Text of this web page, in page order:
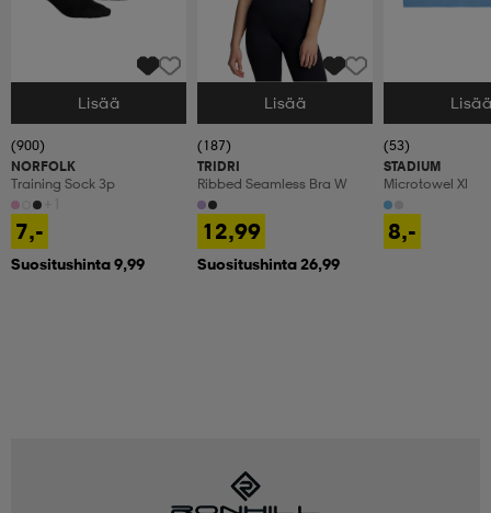
Valitse Koko
Lisää
(900)
NORFOLK
Training Sock 3p
7,-
Suositushinta 9,99
Valitse Koko
Lisää
(187)
TRIDRI
Ribbed Seamless Bra W
12,99
Suositushinta 26,99
Valitse Koko
(53)
STADIUM
Microtowel Xl
8,-